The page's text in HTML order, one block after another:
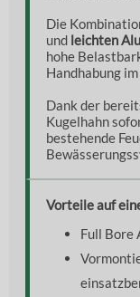
Die
und leichten
hohe
Handhabung
Dank der
Kugelhahn
bestehende
Vorteile auf
Full Bore